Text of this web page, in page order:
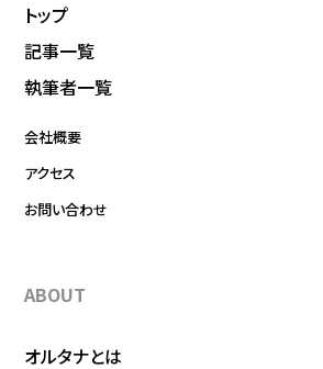
トップ
記事一覧
執筆者一覧
会社概要
アクセス
お問い合わせ
ABOUT
オルタナとは